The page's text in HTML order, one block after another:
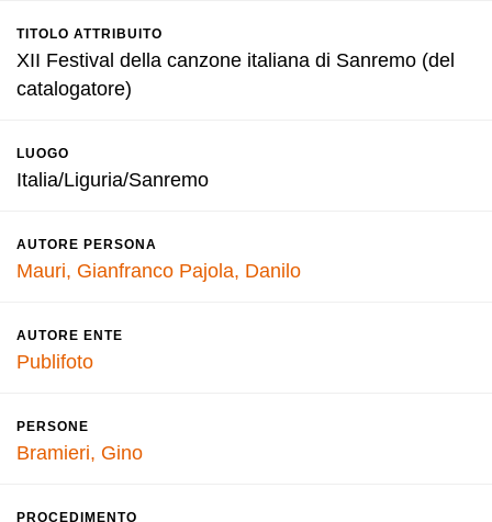
TITOLO ATTRIBUITO
XII Festival della canzone italiana di Sanremo (del
catalogatore)
LUOGO
Italia/Liguria/Sanremo
AUTORE PERSONA
Mauri, Gianfranco Pajola, Danilo
AUTORE ENTE
Publifoto
PERSONE
Bramieri, Gino
PROCEDIMENTO